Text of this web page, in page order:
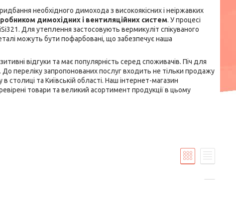
необхідного димохода з високоякісних і неіржавких
димохідних і вентиляційних систем. У процесі
Для утеплення застосовують вермикуліт спікуваного
можуть бути пофарбовані, що забезпечує наша
відгуки та має популярність серед споживачів. Піч для
переліку запропонованих послуг входить не тільки продажу
столиці та Київській області. Наш інтернет-магазин
товари та великий асортимент продукції в цьому